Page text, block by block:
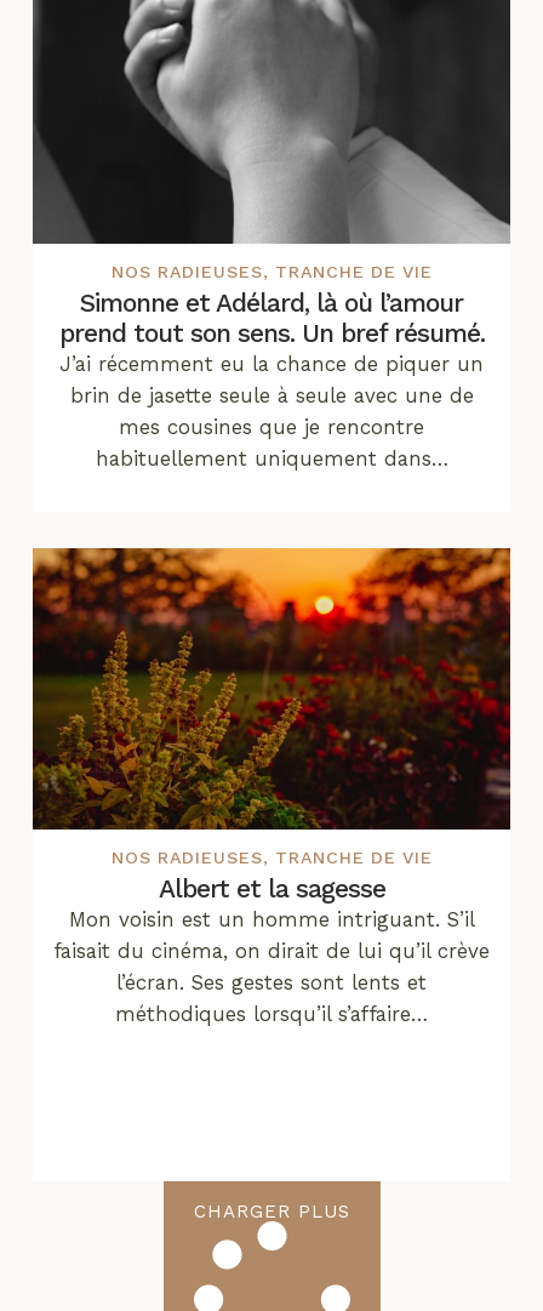
NOS RADIEUSES, TRANCHE DE VIE
Simonne et Adélard, là où l’amour
prend tout son sens. Un bref résumé.
J’ai récemment eu la chance de piquer un
brin de jasette seule à seule avec une de
mes cousines que je rencontre
habituellement uniquement dans…
NOS RADIEUSES, TRANCHE DE VIE
Albert et la sagesse
Mon voisin est un homme intriguant. S’il
faisait du cinéma, on dirait de lui qu’il crève
l’écran. Ses gestes sont lents et
méthodiques lorsqu’il s’affaire…
CHARGER PLUS